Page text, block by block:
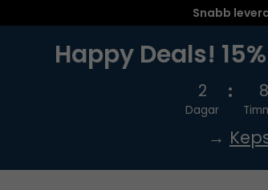
Snabb
Happy Deals!
2
Dagar
8
→